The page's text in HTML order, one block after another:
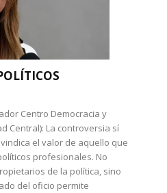
Centro Democracia y
Central): La controversia sí
el valor de aquello que
profesionales. No
de la política, sino
del oficio permite